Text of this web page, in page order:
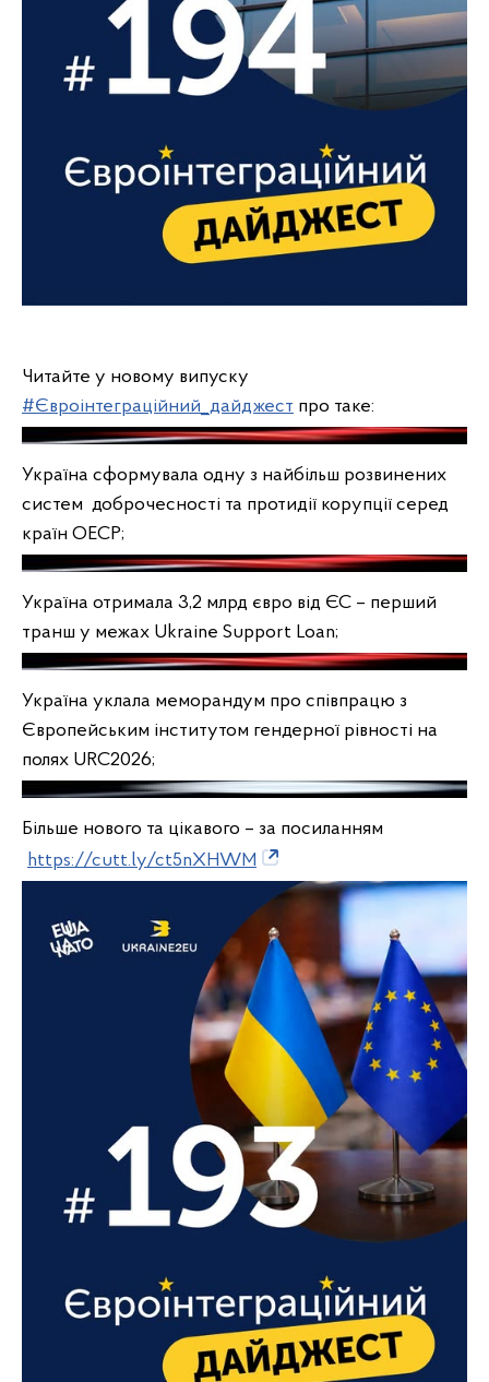
Читайте у новому випуску
#Євроінтеграційний_дайджест про таке:
Україна сформувала одну з найбільш розвинених
систем доброчесності та протидії корупції серед
країн ОЕСР;
Україна отримала 3,2 млрд євро від ЄС – перший
транш у межах Ukraine Support Loan;
Україна уклала меморандум про співпрацю з
Європейським інститутом гендерної рівності на
полях URC2026;
Більше нового та цікавого – за посиланням
https://cutt.ly/ct5nXHWM